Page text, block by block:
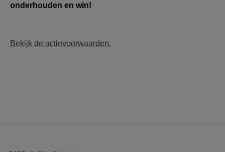
onderhouden en win!
Bekijk de actievoorwaarden.